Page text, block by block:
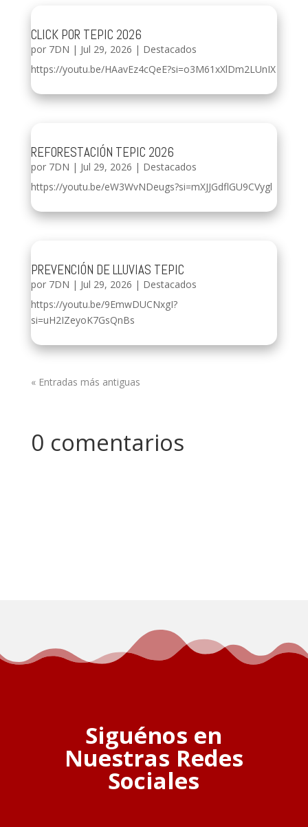
CLICK POR TEPIC 2026
por 7DN | Jul 29, 2026 | Destacados
https://youtu.be/HAavEz4cQeE?si=o3M61xXlDm2LUnIX
REFORESTACIÓN TEPIC 2026
por 7DN | Jul 29, 2026 | Destacados
https://youtu.be/eW3WvNDeugs?si=mXJJGdflGU9CVygl
PREVENCIÓN DE LLUVIAS TEPIC
por 7DN | Jul 29, 2026 | Destacados
https://youtu.be/9EmwDUCNxgI?
si=uH2IZeyoK7GsQnBs
« Entradas más antiguas
0 comentarios
Siguénos en
Nuestras Redes
Sociales